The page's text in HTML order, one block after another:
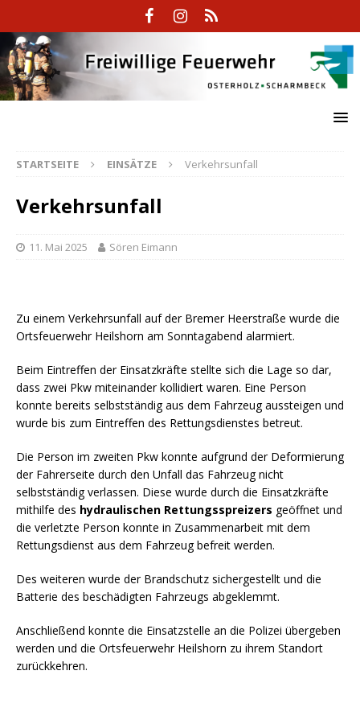
STARTSEITE EINSÄTZE Verkehrsunfall
Verkehrsunfall
11. Mai 2025 Sören Eimann
Zu einem Verkehrsunfall auf der Bremer Heerstraße wurde die
Ortsfeuerwehr Heilshorn am Sonntagabend alarmiert.
Beim Eintreffen der Einsatzkräfte stellte sich die Lage so dar,
dass zwei Pkw miteinander kollidiert waren. Eine Person
konnte bereits selbstständig aus dem Fahrzeug aussteigen und
wurde bis zum Eintreffen des Rettungsdienstes betreut.
Die Person im zweiten Pkw konnte aufgrund der Deformierung
der Fahrerseite durch den Unfall das Fahrzeug nicht
selbstständig verlassen. Diese wurde durch die Einsatzkräfte
mithilfe des hydraulischen Rettungsspreizers geöffnet und
die verletzte Person konnte in Zusammenarbeit mit dem
Rettungsdienst aus dem Fahrzeug befreit werden.
Des weiteren wurde der Brandschutz sichergestellt und die
Batterie des beschädigten Fahrzeugs abgeklemmt.
Anschließend konnte die Einsatzstelle an die Polizei übergeben
werden und die Ortsfeuerwehr Heilshorn zu ihrem Standort
zurückkehren.